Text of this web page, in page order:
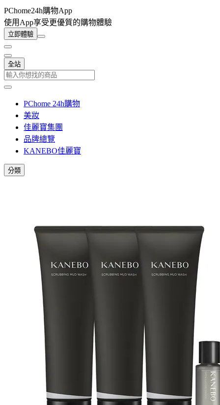
PChome24h購物App
使用App享受更優質的購物體驗
立即體驗
全站
PChome 24h購物
美妝
佳麗寶集團
品牌總覽
KANEBO佳麗寶
分類